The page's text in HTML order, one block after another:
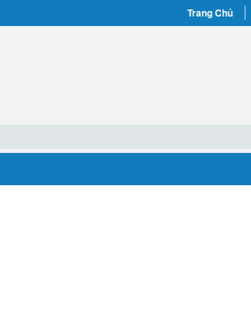
Trang Chủ